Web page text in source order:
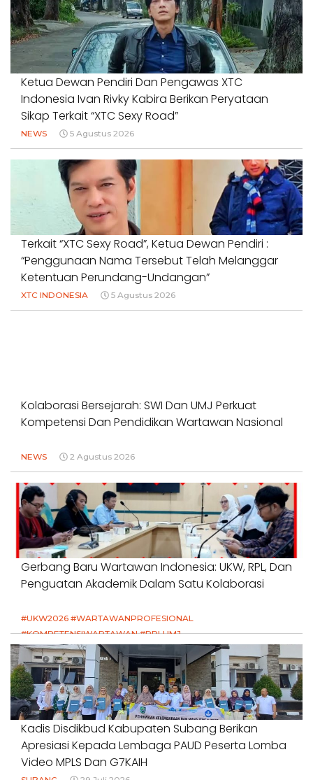
Ketua Dewan Pendiri Dan Pengawas XTC
Indonesia Ivan Rivky Kabira Berikan Peryataan
Sikap Terkait “XTC Sexy Road”
NEWS 5 Agustus 2026
Terkait “XTC Sexy Road”, Ketua Dewan Pendiri :
“Penggunaan Nama Tersebut Telah Melanggar
Ketentuan Perundang-Undangan”
XTC INDONESIA 5 Agustus 2026
Kolaborasi Bersejarah: SWI Dan UMJ Perkuat
Kompetensi Dan Pendidikan Wartawan Nasional
NEWS 2 Agustus 2026
Gerbang Baru Wartawan Indonesia: UKW, RPL, Dan
Penguatan Akademik Dalam Satu Kolaborasi
#UKW2026 #WARTAWANPROFESIONAL
#KOMPETENSIWARTAWAN #RPLUMJ
#PENDIDIKANWARTAWAN #SWINASIONAL #SWIJABAR
1 Agustus 2026
Kadis Disdikbud Kabupaten Subang Berikan
Apresiasi Kepada Lembaga PAUD Peserta Lomba
Video MPLS Dan G7KAIH